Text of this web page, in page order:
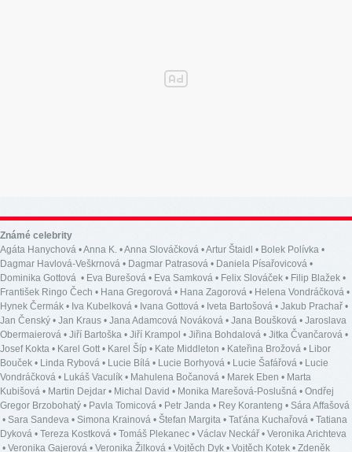
Známé celebrity
Agáta Hanychová •Anna K. •Anna Slováčková •Artur Štaidl • Bolek Polívka •
Dagmar Havlová-Veškrnová • Dagmar Patrasová • Daniela Písařovicová •
Dominika Gottová • Eva Burešová • Eva Samková • Felix Slováček • Filip Blažek •
František Ringo Čech • Hana Gregorová • Hana Zagorová • Helena Vondráčková •
Hynek Čermák • Iva Kubelková • Ivana Gottová • Iveta Bartošová • Jakub Prachař •
Jan Čenský • Jan Kraus • Jana Adamcová Nováková • Jana Boušková • Jaroslava
Obermaierová • Jiří Bartoška • Jiří Krampol • Jiřina Bohdalová • Jitka Čvančarová •
Josef Kokta • Karel Gott • Karel Šíp • Kate Middleton • Kateřina Brožová • Libor
Bouček • Linda Rybová • Lucie Bílá • Lucie Borhyová • Lucie Šafářová • Lucie
Vondráčková • Lukáš Vaculík • Mahulena Bočanová • Marek Eben • Marta
Kubišová • Martin Dejdar • Michal David • Monika Marešová-Poslušná • Ondřej
Gregor Brzobohatý • Pavla Tomicová • Petr Janda • Rey Koranteng • Sára Affašová
• Sara Sandeva • Simona Krainová • Štefan Margita • Taťána Kuchařová • Tatiana
Dyková • Tereza Kostková • Tomáš Plekanec • Václav Neckář • Veronika Arichteva
• Veronika Gajerová • Veronika Žilková • Vojtěch Dyk • Vojtěch Kotek • Zdeněk